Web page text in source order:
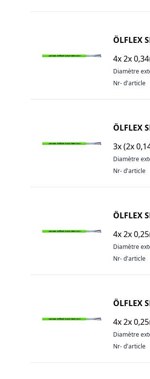
ÖLFLEX
4x 2x
Diamètre
Nr- d'article
ÖLFLEX
3x (2x
Diamètre
Nr- d'article
ÖLFLEX
4x 2x
Diamètre
Nr- d'article
ÖLFLEX
4x 2x
Diamètre
Nr- d'article